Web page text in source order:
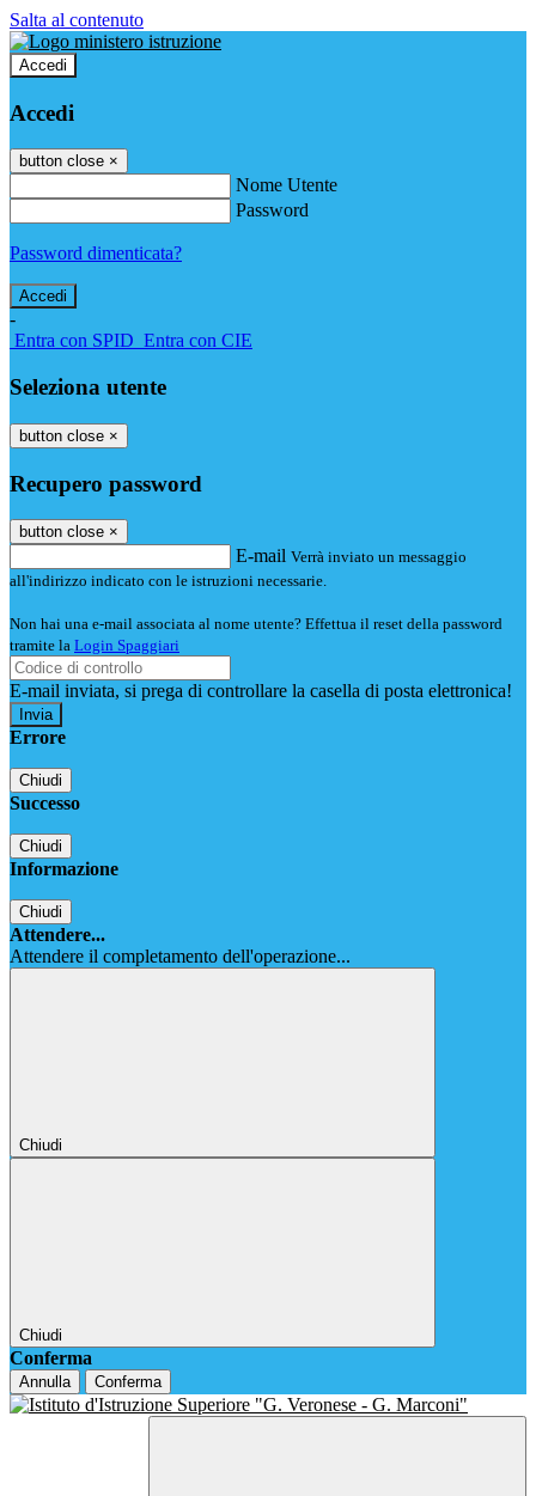
Salta al contenuto
Accedi
Accedi
button close ×
Nome Utente
Password
Password dimenticata?
-
Entra con SPID Entra con CIE
Seleziona utente
button close ×
Recupero password
button close ×
E-mail Verrà inviato un messaggio
all'indirizzo indicato con le istruzioni necessarie.
Non hai una e-mail associata al nome utente? Effettua il reset della password
tramite la Login Spaggiari
E-mail inviata, si prega di controllare la casella di posta elettronica!
Errore
Chiudi
Successo
Chiudi
Informazione
Chiudi
Attendere...
Attendere il completamento dell'operazione...
Chiudi
Chiudi
Conferma
Annulla Conferma